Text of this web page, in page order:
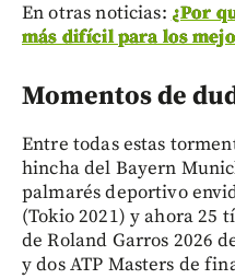
En otras noticias: ¿Por
más difícil para los
Momentos de
Entre todas estas
hincha del Bayern
palmarés deportivo
(Tokio 2021) y ahora 25
de Roland Garros 2026
y dos ATP Masters de